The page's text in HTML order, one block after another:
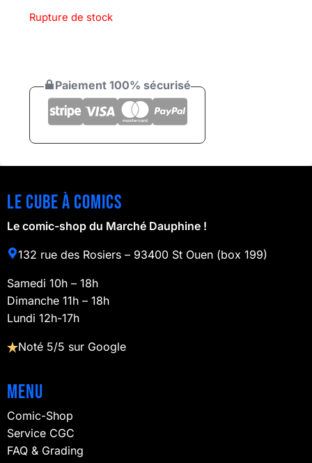
Rupture de stock
Paiement 100% sécurisé
Le cube à comics
Le comic-shop du Marché Dauphine !
132 rue des Rosiers – 93400 St Ouen (box 199)
Samedi 10h – 18h
Dimanche 11h – 18h
Lundi 12h-17h
Noté 5/5 sur Google
Menu
Comic-Shop
Service CGC
FAQ & Grading